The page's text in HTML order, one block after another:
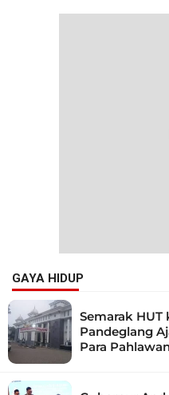
GAYA HIDUP
Semarak HUT
Pandeglang
Para